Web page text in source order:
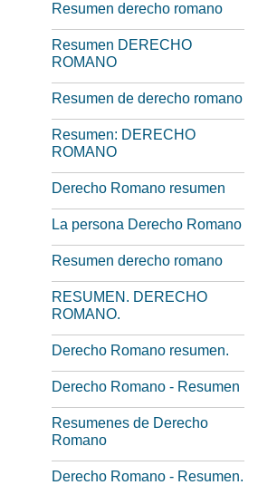
Resumen derecho romano
Resumen DERECHO
ROMANO
Resumen de derecho romano
Resumen: DERECHO
ROMANO
Derecho Romano resumen
La persona Derecho Romano
Resumen derecho romano
RESUMEN. DERECHO
ROMANO.
Derecho Romano resumen.
Derecho Romano - Resumen
Resumenes de Derecho
Romano
Derecho Romano - Resumen.